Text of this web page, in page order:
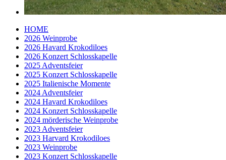
HOME
2026 Weinprobe
2026 Havard Krokodiloes
2026 Konzert Schlosskapelle
2025 Adventsfeier
2025 Konzert Schlosskapelle
2025 Italienische Momente
2024 Adventsfeier
2024 Havard Krokodiloes
2024 Konzert Schlosskapelle
2024 mörderische Weinprobe
2023 Adventsfeier
2023 Harvard Krokodiloes
2023 Weinprobe
2023 Konzert Schlosskapelle